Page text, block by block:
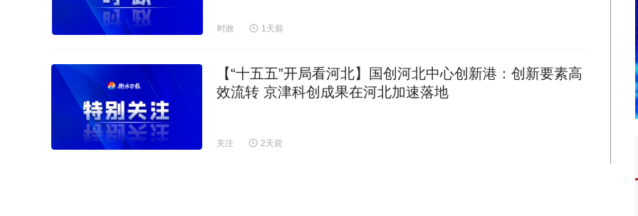
时政 1天前
【“十五五”开局看河北】国创河北中心创新港：创新要素高
效流转 京津科创成果在河北加速落地
关注 2天前